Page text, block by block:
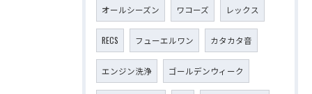
オールシーズン ワコーズ レックス
RECS フューエルワン カタカタ音
エンジン洗浄 ゴールデンウィーク